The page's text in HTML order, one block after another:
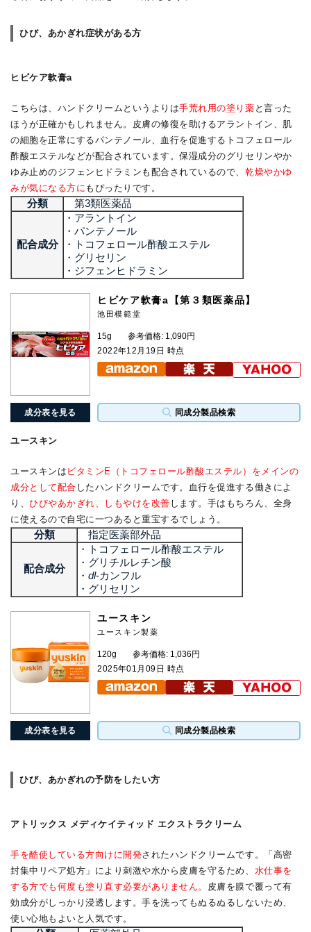
ひび、あかぎれ症状がある方
ヒビケア軟膏a
こちらは、ハンドクリームというよりは手荒れ用の塗り薬 と言った
ほうが正確かもしれません。皮膚の修復を助けるアラントイン、肌
の細胞を正常にするパンテノール、血行を促進するトコフェロール
酢酸エステルなどが配合されています。保湿成分のグリセリンやか
ゆみ止めのジフェンヒドラミンも配合されているので、乾燥やかゆ
みが気になる方に もぴったりです。
分類 第3類医薬品
配合成分
・アラントイン
・パンテノール
・トコフェロール酢酸エステル
・グリセリン
・ジフェンヒドラミン
成分表を見る 同成分製品検索
ヒビケア軟膏a【第３類医薬品】
池田模範堂
15g
参考価格: 1,090円
2022年12月19日 時点
ユースキン
ユースキンは ビタミンE（トコフェロール酢酸エステル）をメインの
成分として配合 したハンドクリームです。血行を促進する働きによ
り、ひびやあかぎれ、しもやけを改善 します。手はもちろん、全身
に使えるので自宅に一つあると重宝するでしょう。
分類 指定医薬部外品
配合成分
・トコフェロール酢酸エステル
・グリチルレチン酸
・ dl‐カンフル
・グリセリン
成分表を見る 同成分製品検索
ユースキン
ユースキン製薬
120g
参考価格: 1,036円
2025年01月09日 時点
ひび、あかぎれの予防をしたい方
アトリックス メディケイティッド エクストラクリーム
手を酷使している方向けに開発されたハンドクリームです。「高密
封集中リペア処方」により刺激や水から皮膚を守るため、 水仕事を
する方でも何度も塗り直す必要がありません。
皮膚を膜で覆って有
効成分がしっかり浸透します。手を洗ってもぬるぬるしないため、
使い心地もよいと人気です。